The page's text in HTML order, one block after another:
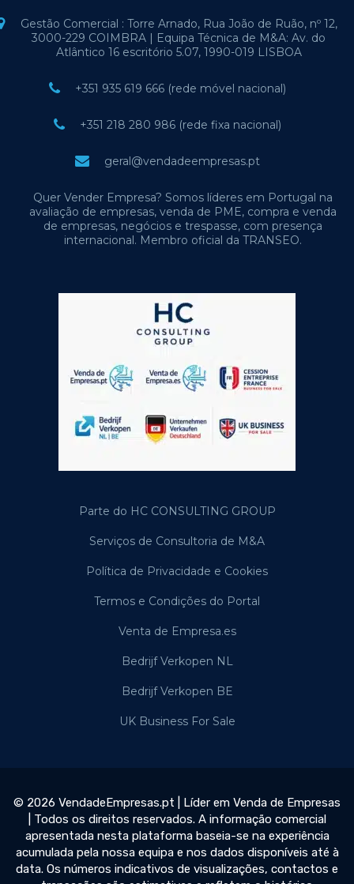
Gestão Comercial : Torre Arnado, Rua João de Ruão, nº 12,
3000-229 COIMBRA | Equipa Técnica de M&A: Av. do
Atlântico 16 escritório 5.07, 1990-019 LISBOA
+351 935 619 666 (rede móvel nacional)
+351 218 280 986 (rede fixa nacional)
geral@vendadeempresas.pt
Quer Vender Empresa? Somos líderes em Portugal na
avaliação de empresas, venda de PME, compra e venda
de empresas, negócios e trespasse, com presença
internacional. Membro oficial da TRANSEO.
Parte do HC CONSULTING GROUP
Serviços de Consultoria de M&A
Política de Privacidade e Cookies
Termos e Condições do Portal
Venta de Empresa.es
Bedrijf Verkopen NL
Bedrijf Verkopen BE
UK Business For Sale
© 2026 VendadeEmpresas.pt | Líder em Venda de Empresas
| Todos os direitos reservados. A informação comercial
apresentada nesta plataforma baseia-se na experiência
acumulada pela nossa equipa e nos dados disponíveis até à
data. Os números indicativos de visualizações, contactos e